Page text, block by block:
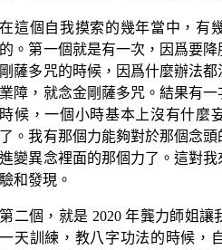
在這個自我摸索的幾年當中，有
的。第一個就是有一次，因爲要
剛薩多咒的時候，因爲什麼辦法
業障，就念金剛薩多咒。結果有
時候，一個小時基本上沒有什麼
了。我有那個力能夠對於那個念
進變異念裡面的那個力了。這對
驗和發現。
第二個，就是 2020 年龔力師姐
一天訓練，教八字功法的時候，